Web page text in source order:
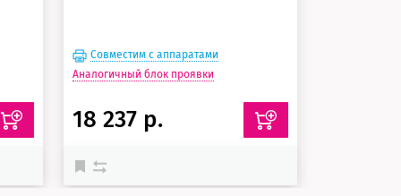
Совместим с аппаратами
Аналогичный блок проявки
18 237 р.